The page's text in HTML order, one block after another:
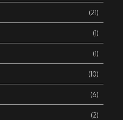
(21)
(1)
(1)
(10)
(6)
(2)